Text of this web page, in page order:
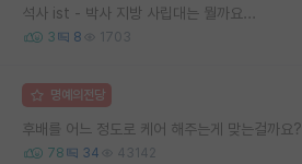
석사 ist - 박사 지방 사립대는 뭘까요...
3 8 1703
명예의전당
후배를 어느 정도로 케어 해주는게 맞는걸까요?
78 34 43142